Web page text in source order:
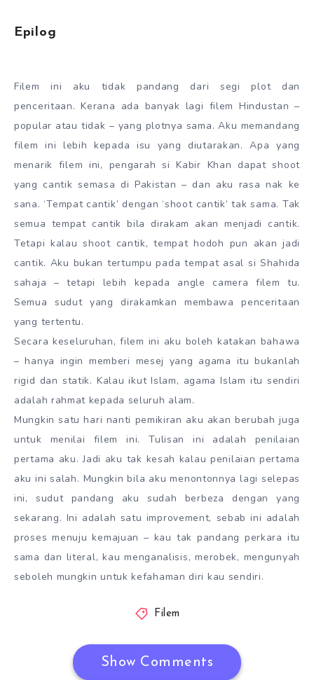
Epilog
Filem ini aku tidak pandang dari segi plot dan
penceritaan. Kerana ada banyak lagi filem Hindustan –
popular atau tidak – yang plotnya sama. Aku memandang
filem ini lebih kepada isu yang diutarakan. Apa yang
menarik filem ini, pengarah si Kabir Khan dapat shoot
yang cantik semasa di Pakistan – dan aku rasa nak ke
sana. ‘Tempat cantik’ dengan ‘shoot cantik’ tak sama. Tak
semua tempat cantik bila dirakam akan menjadi cantik.
Tetapi kalau shoot cantik, tempat hodoh pun akan jadi
cantik. Aku bukan tertumpu pada tempat asal si Shahida
sahaja – tetapi lebih kepada angle camera filem tu.
Semua sudut yang dirakamkan membawa penceritaan
yang tertentu.
Secara keseluruhan, filem ini aku boleh katakan bahawa
– hanya ingin memberi mesej yang agama itu bukanlah
rigid dan statik. Kalau ikut Islam, agama Islam itu sendiri
adalah rahmat kepada seluruh alam.
Mungkin satu hari nanti pemikiran aku akan berubah juga
untuk menilai filem ini. Tulisan ini adalah penilaian
pertama aku. Jadi aku tak kesah kalau penilaian pertama
aku ini salah. Mungkin bila aku menontonnya lagi selepas
ini, sudut pandang aku sudah berbeza dengan yang
sekarang. Ini adalah satu improvement, sebab ini adalah
proses menuju kemajuan – kau tak pandang perkara itu
sama dan literal, kau menganalisis, merobek, mengunyah
seboleh mungkin untuk kefahaman diri kau sendiri.
Filem
Show Comments